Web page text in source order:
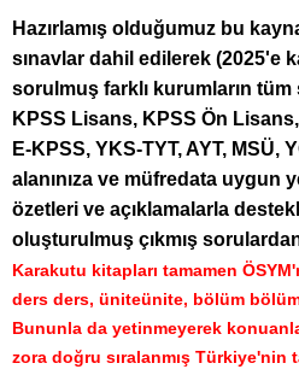
Hazırlamış olduğumuz bu
sınavlar dahil edilerek (2025'e
sorulmuş farklı kurumların tüm
KPSS Lisans, KPSS Ön
E-KPSS, YKS-TYT, AYT, MSÜ,
alanınıza ve müfredata uygun
özetleri ve açıklamalarla
oluşturulmuş çıkmış
Karakutu kitapları tamamen
ders ders, üniteünite, bölüm bölüm
Bununla da yetinmeyerek
zora doğru sıralanmış Türkiye'nin